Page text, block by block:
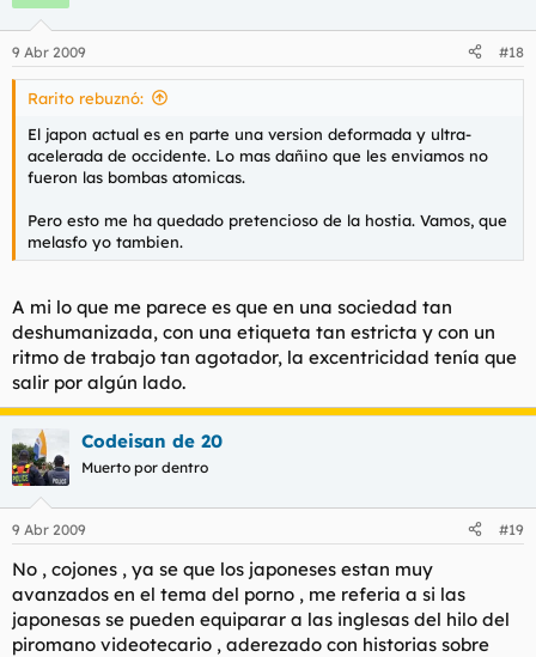
9 Abr 2009 #18
Rarito rebuznó:
El japon actual es en parte una version deformada y ultra-
acelerada de occidente. Lo mas dañino que les enviamos no
fueron las bombas atomicas.
Pero esto me ha quedado pretencioso de la hostia. Vamos, que
melasfo yo tambien.
A mi lo que me parece es que en una sociedad tan
deshumanizada, con una etiqueta tan estricta y con un
ritmo de trabajo tan agotador, la excentricidad tenía que
salir por algún lado.
Codeisan de 20
Muerto por dentro
9 Abr 2009 #19
No , cojones , ya se que los japoneses estan muy
avanzados en el tema del porno , me referia a si las
japonesas se pueden equiparar a las inglesas del hilo del
piromano videotecario , aderezado con historias sobre